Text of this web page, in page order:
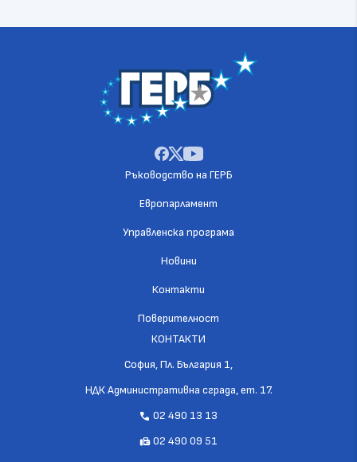
Ръководство на ГЕРБ
Европарламент
Управленска програма
Новини
Контакти
Поверителност
КОНТАКТИ
София, Пл. България 1,
НДК Административна сграда, ет. 17.
call 02 490 13 13
fax02 490 09 51